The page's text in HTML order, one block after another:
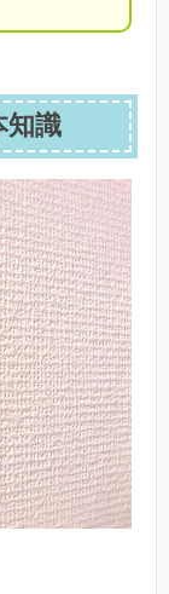
知識